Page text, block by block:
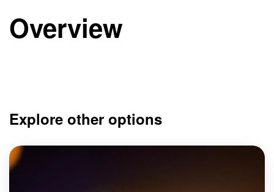
Overview
Explore other options